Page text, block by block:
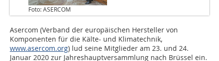
Foto: ASERCOM
Asercom (Verband der europäischen Hersteller von
Komponenten für die Kälte- und Klimatechnik,
www.asercom.org) lud seine Mitglieder am 23. und 24.
Januar 2020 zur Jahreshauptversammlung nach Brüssel ein.